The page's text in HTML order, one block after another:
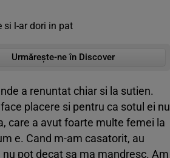
Urmărește-ne în Discover
a renuntat chiar si la sutien.
placere si pentru ca sotul ei nu
care a avut foarte multe femei la
e. Cand m-am casatorit, au
pot decat sa ma mandresc. Am